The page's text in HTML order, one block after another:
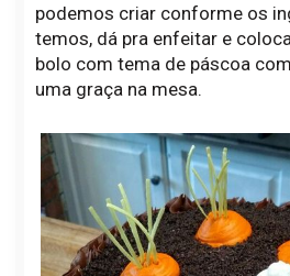
podemos criar conforme os
temos, dá pra enfeitar e
bolo com tema de páscoa
uma graça na mesa.